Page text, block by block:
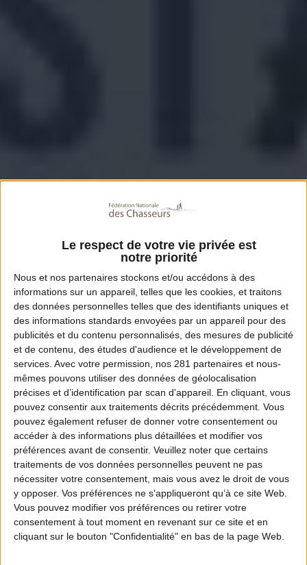
Le respect de votre vie privée est
notre priorité
Nous et nos partenaires stockons et/ou accédons à des
informations sur un appareil, telles que les cookies, et traitons
des données personnelles telles que des identifiants uniques et
des informations standards envoyées par un appareil pour des
publicités et du contenu personnalisés, des mesures de publicité
et de contenu, des études d'audience et le développement de
services. Avec votre permission, nos 281 partenaires et nous-
mêmes pouvons utiliser des données de géolocalisation
précises et d’identification par scan d'appareil. En cliquant, vous
pouvez consentir aux traitements décrits précédemment. Vous
pouvez également refuser de donner votre consentement ou
accéder à des informations plus détaillées et modifier vos
préférences avant de consentir. Veuillez noter que certains
traitements de vos données personnelles peuvent ne pas
nécessiter votre consentement, mais vous avez le droit de vous
y opposer. Vos préférences ne s'appliqueront qu’à ce site Web.
Vous pouvez modifier vos préférences ou retirer votre
consentement à tout moment en revenant sur ce site et en
cliquant sur le bouton "Confidentialité" en bas de la page Web.